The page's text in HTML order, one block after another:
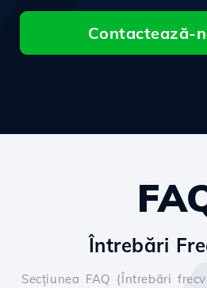
Contactează-
Întrebări
Secțiunea FAQ (Întrebări